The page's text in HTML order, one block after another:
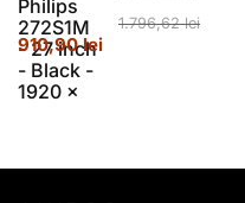
1.796,62lei
Prețul inițial a fost:
910,90leiPrețul curent